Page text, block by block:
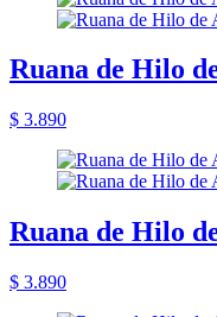
Ruana de Hilo
$ 3.890
Ruana de Hilo
$ 3.890